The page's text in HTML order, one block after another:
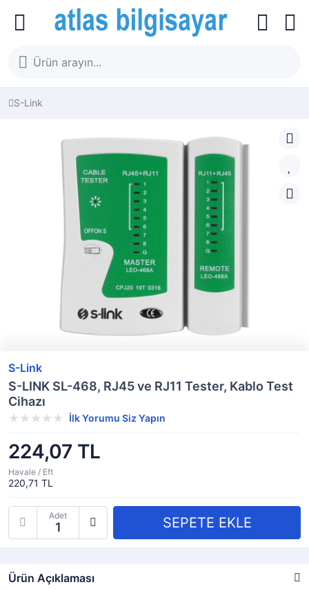
S-Link
S-Link
S-LINK SL-468, RJ45 ve RJ11 Tester, Kablo Test
Cihazı
İlk Yorumu Siz Yapın
224,07 TL
Havale / Eft
220,71 TL
Adet
Ürün Açıklaması